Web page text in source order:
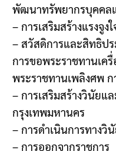
พัฒนาทรัพยากรบุคคล
– การเสริมสร้างแรงจู
– สวัสดิการและสิทธิปร
การขอพระราชทานเค
พระราชทานเพลิงศพ
– การเสริมสร้างวินัยแ
กรุงเทพมหานคร
– การดำเนินการทาง
– การออกจากราชการ